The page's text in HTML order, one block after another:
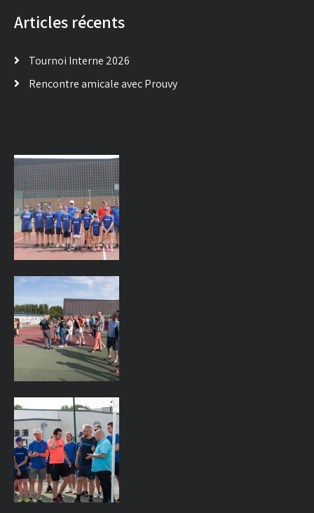
Articles récents
Tournoi Interne 2026
Rencontre amicale avec Prouvy